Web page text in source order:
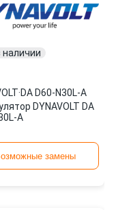
наличии
·DA D60-N30L-A
DYNAVOLT DA
A
замены